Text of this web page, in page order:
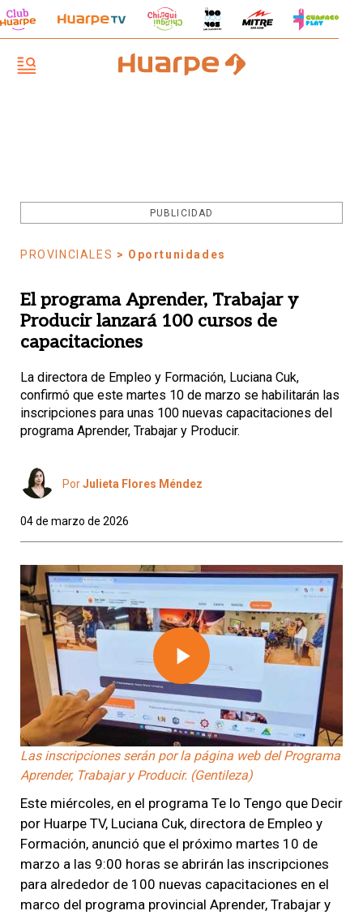
PUBLICIDAD
PROVINCIALES > Oportunidades
El programa Aprender, Trabajar y
Producir lanzará 100 cursos de
capacitaciones
La directora de Empleo y Formación, Luciana Cuk,
confirmó que este martes 10 de marzo se habilitarán las
inscripciones para unas 100 nuevas capacitaciones del
programa Aprender, Trabajar y Producir.
PorJulieta Flores Méndez
04 de marzo de 2026
Play
Video
Las inscripciones serán por la página web del Programa
Aprender, Trabajar y Producir. (Gentileza)
Este miércoles, en el programa Te lo Tengo que Decir
por Huarpe TV, Luciana Cuk, directora de Empleo y
Formación, anunció que el próximo martes 10 de
marzo a las 9:00 horas se abrirán las inscripciones
para alrededor de 100 nuevas capacitaciones en el
marco del programa provincial Aprender, Trabajar y